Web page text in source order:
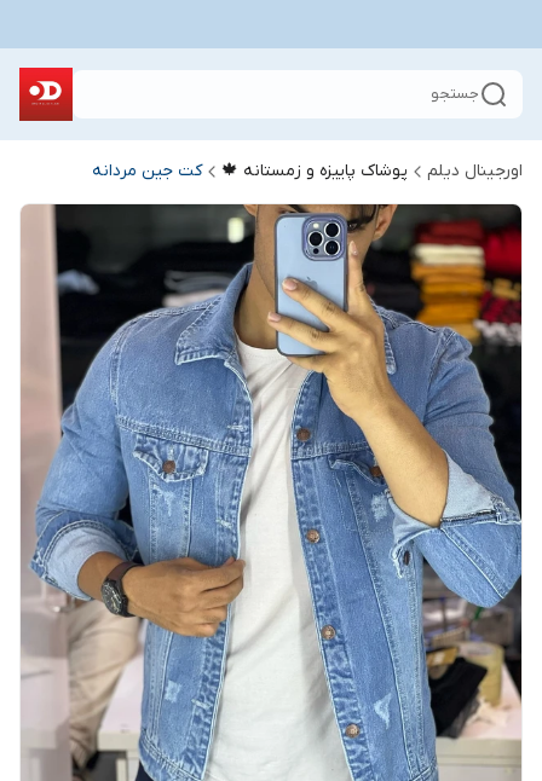
جستجو
اورجینال دیلم پوشاک پاییزه و زمستانه 🍁 کت جین مردانه